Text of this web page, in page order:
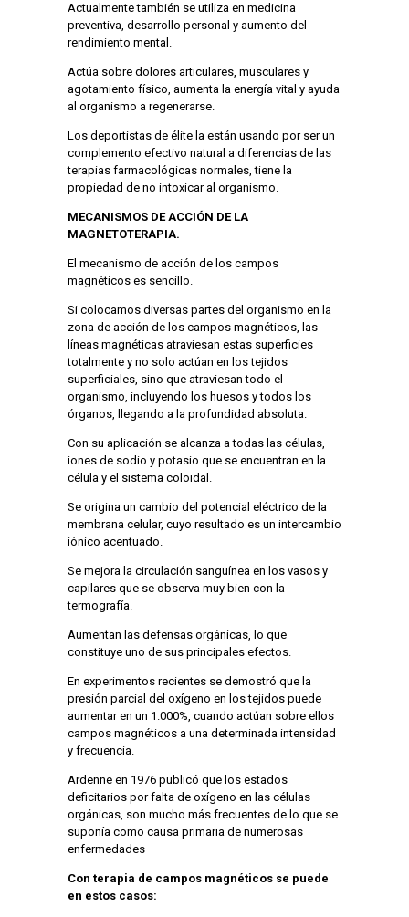
Actualmente también se utiliza en medicina
preventiva, desarrollo personal y aumento del
rendimiento mental.
Actúa sobre dolores articulares, musculares y
agotamiento físico, aumenta la energía vital y ayuda
al organismo a regenerarse.
Los deportistas de élite la están usando por ser un
complemento efectivo natural a diferencias de las
terapias farmacológicas normales, tiene la
propiedad de no intoxicar al organismo.
MECANISMOS DE ACCIÓN DE LA
MAGNETOTERAPIA.
El mecanismo de acción de los campos
magnéticos es sencillo.
Si colocamos diversas partes del organismo en la
zona de acción de los campos magnéticos, las
líneas magnéticas atraviesan estas superficies
totalmente y no solo actúan en los tejidos
superficiales, sino que atraviesan todo el
organismo, incluyendo los huesos y todos los
órganos, llegando a la profundidad absoluta.
Con su aplicación se alcanza a todas las células,
iones de sodio y potasio que se encuentran en la
célula y el sistema coloidal.
Se origina un cambio del potencial eléctrico de la
membrana celular, cuyo resultado es un intercambio
iónico acentuado.
Se mejora la circulación sanguínea en los vasos y
capilares que se observa muy bien con la
termografía.
Aumentan las defensas orgánicas, lo que
constituye uno de sus principales efectos.
En experimentos recientes se demostró que la
presión parcial del oxígeno en los tejidos puede
aumentar en un 1.000%, cuando actúan sobre ellos
campos magnéticos a una determinada intensidad
y frecuencia.
Ardenne en 1976 publicó que los estados
deficitarios por falta de oxígeno en las células
orgánicas, son mucho más frecuentes de lo que se
suponía como causa primaria de numerosas
enfermedades
Con terapia de campos magnéticos se puede
en estos casos: